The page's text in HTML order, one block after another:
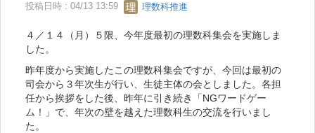
投稿日時 : 04/13 13:59 理数科推進
４／１４（月）５限、今年度最初の理数科集会を実施しま
した。
昨年度から実施したこの理数科集会ですが、今回は最初の
司会から３年次生が行い、生徒主体の会としました。各担
任から挨拶をした後、昨年に引き続き「NGワードゲー
ム！」で、年次の壁を越えた理数科生の交流を行いまし
た。